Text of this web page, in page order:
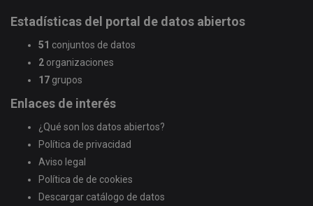
Estadísticas del portal de datos abiertos
51 conjuntos de datos
2 organizaciones
17 grupos
Enlaces de interés
¿Qué son los datos abiertos?
Política de privacidad
Aviso legal
Política de de cookies
Descargar catálogo de datos